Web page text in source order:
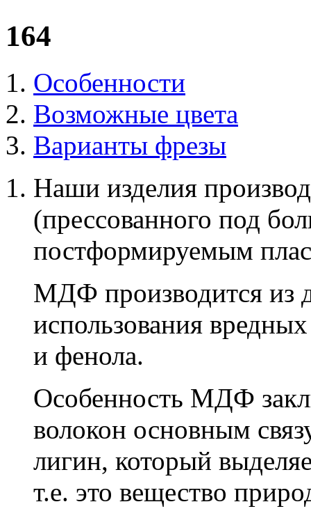
164
Особенности
Возможные цвета
Варианты фрезы
Наши изделия
(прессованного под
постформируемым
МДФ производится из
использования
и фенола.
Особенность МДФ
волокон основным
лигин, который
т.е. это вещество